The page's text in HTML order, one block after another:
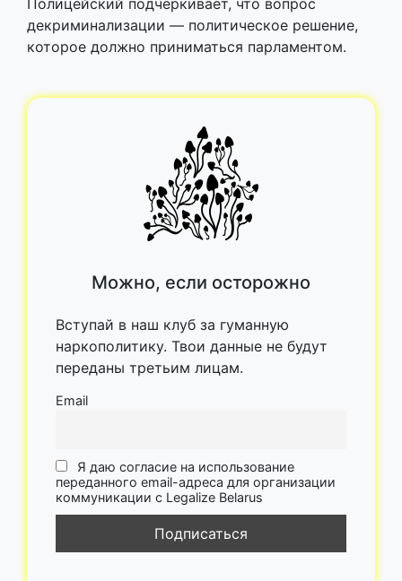
декриминализации — политическое решение,
которое должно приниматься парламентом.
Можно, если осторожно
Вступай в наш клуб за гуманную
наркополитику. Твои данные не будут
переданы третьим лицам.
Email
Я даю согласие на использование
переданного email-адреса для организации
коммуникации с Legalize Belarus